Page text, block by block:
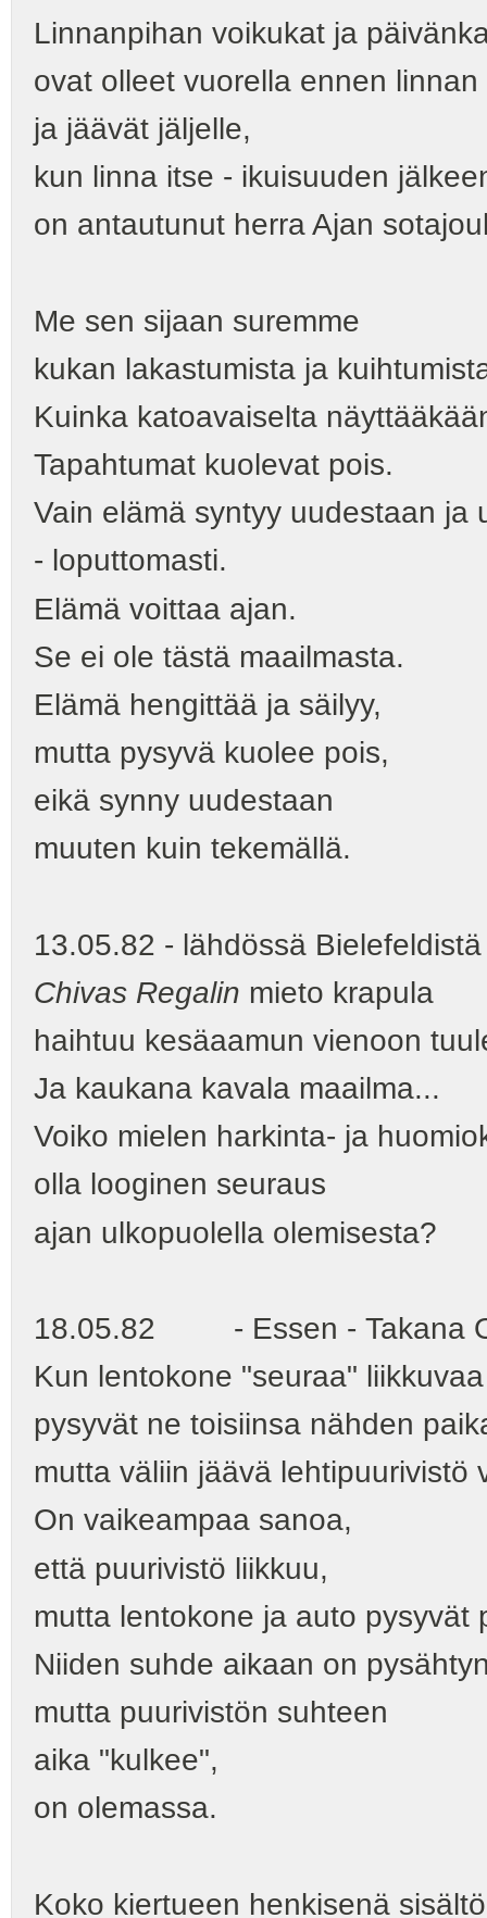
Linnanpihan voikukat ja
ovat olleet vuorella ennen
ja jäävät jäljelle,
kun linna itse - ikuisuuden
on antautunut herra Ajan
Me sen sijaan suremme
kukan lakastumista ja
Kuinka katoavaiselta
Tapahtumat kuolevat pois.
Vain elämä syntyy uudestaan ja
- loputtomasti.
Elämä voittaa ajan.
Se ei ole tästä maailmasta.
Elämä hengittää ja säilyy,
mutta pysyvä kuolee pois,
eikä synny uudestaan
muuten kuin tekemällä.
13.05.82 - lähdössä
Chivas Regalin mieto krapula
haihtuu kesäaamun vienoon
Ja kaukana kavala maailma...
Voiko mielen harkinta- ja
olla looginen seuraus
ajan ulkopuolella olemisesta?
18.05.82 - Essen - Takana
Kun lentokone "seuraa"
pysyvät ne toisiinsa nähden
mutta väliin jäävä lehtipuurivistö
On vaikeampaa sanoa,
että puurivistö liikkuu,
mutta lentokone ja auto pysyvät
Niiden suhde aikaan on
mutta puurivistön suhteen
aika "kulkee",
on olemassa.
Koko kiertueen henkisenä